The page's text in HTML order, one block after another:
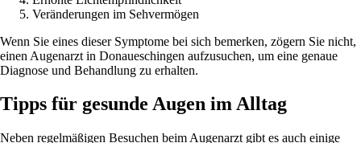
Veränderungen im Sehvermögen
Wenn Sie eines dieser Symptome bei sich bemerken, zögern Sie nicht,
einen Augenarzt in Donaueschingen aufzusuchen, um eine genaue
Diagnose und Behandlung zu erhalten.
Tipps für gesunde Augen im Alltag
Neben regelmäßigen Besuchen beim Augenarzt gibt es auch einige